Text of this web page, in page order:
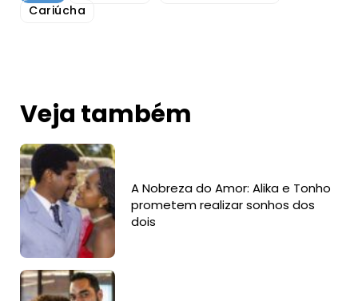
Cariúcha
Veja também
A Nobreza do Amor: Alika e Tonho
prometem realizar sonhos dos
dois